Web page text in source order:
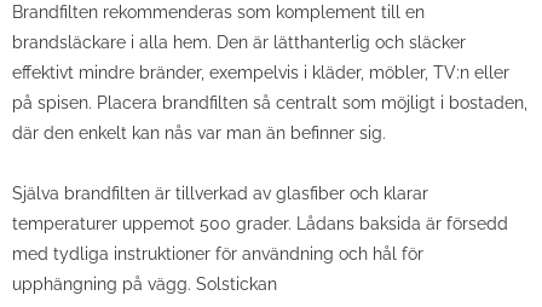
Brandfilten rekommenderas som komplement till en
brandsläckare i alla hem. Den är lätthanterlig och släcker
effektivt mindre bränder, exempelvis i kläder, möbler, TV:n eller
på spisen. Placera brandfilten så centralt som möjligt i bostaden,
där den enkelt kan nås var man än befinner sig.
Själva brandfilten är tillverkad av glasfiber och klarar
temperaturer uppemot 500 grader. Lådans baksida är försedd
med tydliga instruktioner för användning och hål för
upphängning på vägg. Solstickan